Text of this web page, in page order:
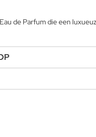
de Parfum die een